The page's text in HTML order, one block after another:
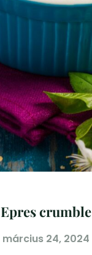
Epres crumble
március 24, 2024